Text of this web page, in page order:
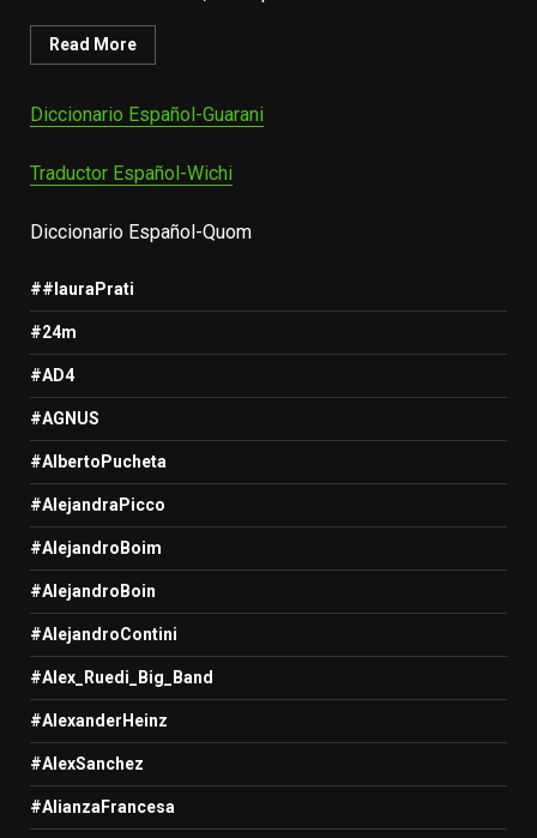
Read More
Diccionario Español-Guarani
Traductor Español-Wichi
Diccionario Español-Quom
##lauraPrati
#24m
#AD4
#AGNUS
#AlbertoPucheta
#AlejandraPicco
#AlejandroBoim
#AlejandroBoin
#AlejandroContini
#Alex_Ruedi_Big_Band
#AlexanderHeinz
#AlexSanchez
#AlianzaFrancesa